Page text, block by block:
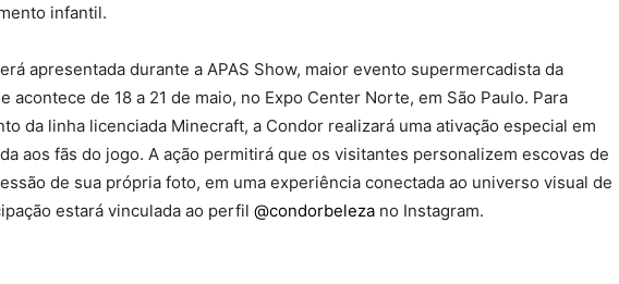
infantil.
apresentada durante a APAS Show, maior evento supermercadista da
acontece de 18 a 21 de maio, no Expo Center Norte, em São Paulo. Para
da linha licenciada Minecraft, a Condor realizará uma ativação especial em
aos fãs do jogo. A ação permitirá que os visitantes personalizem escovas de
de sua própria foto, em uma experiência conectada ao universo visual de
estará vinculada ao perfil @condorbeleza no Instagram.